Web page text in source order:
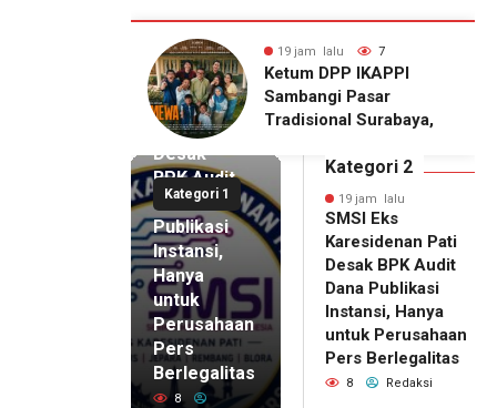
19 jam lalu 11
Wakili Danrem, Kasrem
072/Pamungkas Hadiri
Pembukaan Government
Expo 2026 di JEC
Kategori 1
19 jam lalu
SMSI Eks
Karesidenan
Pati
Desak
BPK Audit
Dana
Publikasi
Instansi,
Hanya
untuk
Perusahaan
Pers
Berlegalitas
8
19 jam lalu
Ketum
DPP
Kategori 2
19 jam lalu
SMSI Eks
Karesidenan Pati
Desak BPK Audit
Dana Publikasi
Instansi, Hanya
untuk Perusahaan
Pers Berlegalitas
8 Redaksi